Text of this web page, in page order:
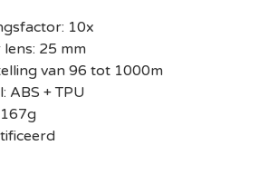
10x
25 mm
van 96 tot 1000m
ABS + TPU